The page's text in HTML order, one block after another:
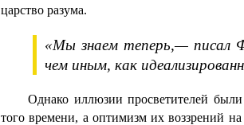
царство разума.
«Мы знаем теперь,— писал
чем иным, как
Однако иллюзии просветителей
того времени, а оптимизм их воззрений на